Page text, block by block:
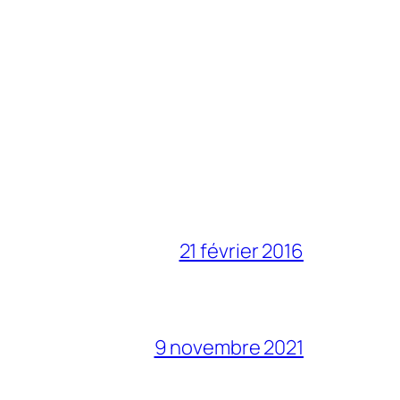
21 février 2016
9 novembre 2021